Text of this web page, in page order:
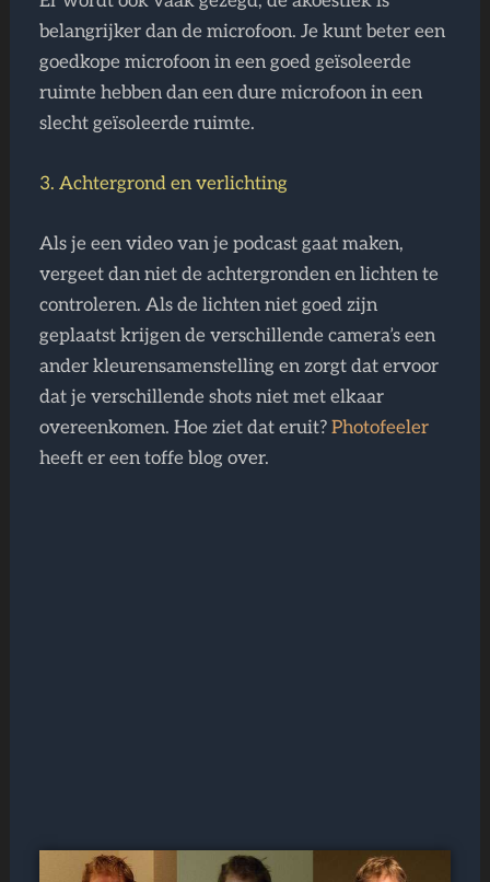
belangrijker dan de microfoon. Je kunt beter een
goedkope microfoon in een goed geïsoleerde
ruimte hebben dan een dure microfoon in een
slecht geïsoleerde ruimte.
3. Achtergrond en verlichting
Als je een video van je podcast gaat maken,
vergeet dan niet de achtergronden en lichten te
controleren. Als de lichten niet goed zijn
geplaatst krijgen de verschillende camera’s een
ander kleurensamenstelling en zorgt dat ervoor
dat je verschillende shots niet met elkaar
overeenkomen. Hoe ziet dat eruit?Photofeeler
heeft er een toffe blog over.